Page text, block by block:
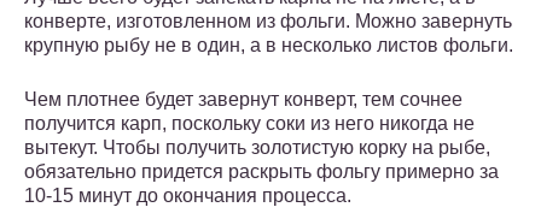
конверте, изготовленном из фольги. Можно завернуть
крупную рыбу не в один, а в несколько листов фольги.
Чем плотнее будет завернут конверт, тем сочнее
получится карп, поскольку соки из него никогда не
вытекут. Чтобы получить золотистую корку на рыбе,
обязательно придется раскрыть фольгу примерно за
10-15 минут до окончания процесса.